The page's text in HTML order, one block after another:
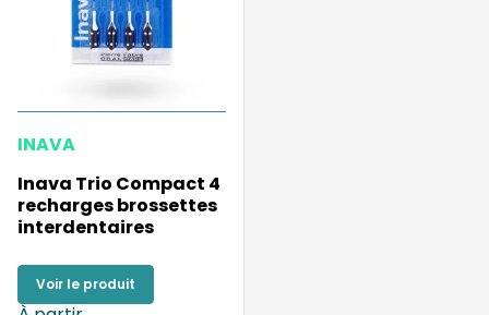
INAVA
Inava Trio Compact 4
recharges brossettes
interdentaires
Voir le produit